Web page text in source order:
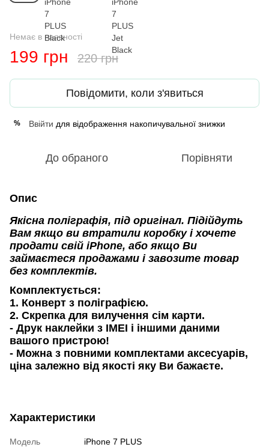
Немає в наявності
199 грн 220 грн
Повідомити, коли з'явиться
% Ввійти для відображення накопичувальної знижки
До обраного Порівняти
Опис
Якісна поліграфія, під оригінал. Підійдуть
Вам якщо ви втратили коробку і хочете
продати свій iPhone, або якщо Ви
займаєтеся продажами і завозите товар
без комплектів.
Комплектується:
1. Конверт з поліграфією.
2. Скрепка для вилучення сім карти.
- Друк наклейки з IMEI і іншими даними
вашого пристрою!
- Можна з повними комплектами аксесуарів,
ціна залежно від якості яку Ви бажаєте.
Характеристики
Модель iPhone 7 PLUS